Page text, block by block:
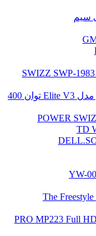
محافظ برق 6 خانه سوییز مدل SWIZZ SWP-1983
منبع تغذیه کامپیوتر کولر مستر مدل Elite V3 توان 400